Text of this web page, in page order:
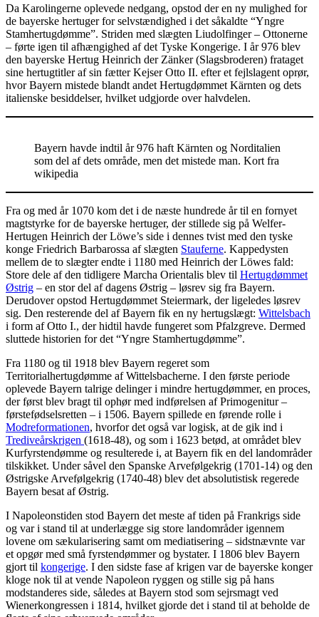
Da Karolingerne oplevede nedgang, opstod der en ny mulighed for
de bayerske hertuger for selvstændighed i det såkaldte “Yngre
Stamhertugdømme”. Striden med slægten Liudolfinger – Ottonerne
– førte igen til afhængighed af det Tyske Kongerige. I år 976 blev
den bayerske Hertug Heinrich der Zänker (Slagsbroderen) frataget
sine hertugtitler af sin fætter Kejser Otto II. efter et fejlslagent oprør,
hvor Bayern mistede blandt andet Hertugdømmet Kärnten og dets
italienske besiddelser, hvilket udgjorde over halvdelen.
Bayern havde indtil år 976 haft Kärnten og Norditalien
som del af dets område, men det mistede man. Kort fra
wikipedia
Fra og med år 1070 kom det i de næste hundrede år til en fornyet
magtstyrke for de bayerske hertuger, der stillede sig på Welfer-
Hertugen Heinrich der Löwe’s side i dennes tvist med den tyske
konge Friedrich Barbarossa af slægten Stauferne. Kappedysten
mellem de to slægter endte i 1180 med Heinrich der Löwes fald:
Store dele af den tidligere Marcha Orientalis blev til Hertugdømmet
Østrig – en stor del af dagens Østrig – løsrev sig fra Bayern.
Derudover opstod Hertugdømmet Steiermark, der ligeledes løsrev
sig. Den resterende del af Bayern fik en ny hertugslægt: Wittelsbach
i form af Otto I., der hidtil havde fungeret som Pfalzgreve. Dermed
sluttede historien for det “Yngre Stamhertugdømme”.
Fra 1180 og til 1918 blev Bayern regeret som
Territorialhertugdømme af Wittelsbacherne. I den første periode
oplevede Bayern talrige delinger i mindre hertugdømmer, en proces,
der først blev bragt til ophør med indførelsen af Primogenitur –
førstefødselsretten – i 1506. Bayern spillede en førende rolle i
Modreformationen, hvorfor det også var logisk, at de gik ind i
Trediveårskrigen (1618-48), og som i 1623 betød, at området blev
Kurfyrstendømme og resulterede i, at Bayern fik en del landområder
tilskikket. Under såvel den Spanske Arvefølgekrig (1701-14) og den
Østrigske Arvefølgekrig (1740-48) blev det absolutistisk regerede
Bayern besat af Østrig.
I Napoleonstiden stod Bayern det meste af tiden på Frankrigs side
og var i stand til at underlægge sig store landområder igennem
lovene om sækularisering samt om mediatisering – sidstnævnte var
et opgør med små fyrstendømmer og bystater. I 1806 blev Bayern
gjort til kongerige. I den sidste fase af krigen var de bayerske konger
kloge nok til at vende Napoleon ryggen og stille sig på hans
modstanderes side, således at Bayern stod som sejrsmagt ved
Wienerkongressen i 1814, hvilket gjorde det i stand til at beholde de